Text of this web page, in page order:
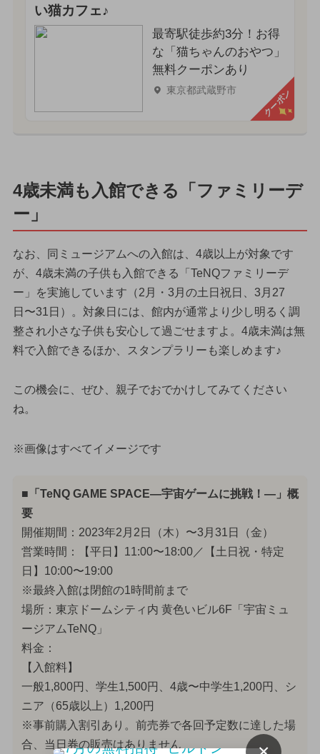
い猫カフェ♪
最寄駅徒歩約3分！お得
な「猫ちゃんのおやつ」
無料クーポンあり
東京都武蔵野市 クーポン
4歳未満も入館できる「ファミリーデ
ー」
なお、同ミュージアムへの入館は、4歳以上が対象です
が、4歳未満の子供も入館できる「TeNQファミリーデ
ー」を実施しています（2月・3月の土日祝日、3月27
日〜31日）。対象日には、館内が通常より少し明るく調
整され小さな子供も安心して過ごせますよ。4歳未満は無
料で入館できるほか、スタンプラリーも楽しめます♪
この機会に、ぜひ、親子でおでかけしてみてください
ね。
※画像はすべてイメージです
■「TeNQ GAME SPACE—宇宙ゲームに挑戦！—」概
要
開催期間：2023年2月2日（木）〜3月31日（金）
営業時間：【平日】11:00〜18:00／【土日祝・特定
日】10:00〜19:00
※最終入館は閉館の1時間前まで
場所：東京ドームシティ内 黄色いビル6F「宇宙ミュ
ージアムTeNQ」
料金：
【入館料】
一般1,800円、学生1,500円、4歳〜中学生1,200円、シ
ニア（65歳以上）1,200円
※事前購入割引あり。前売券で各回予定数に達した場
合、当日券の販売はありません